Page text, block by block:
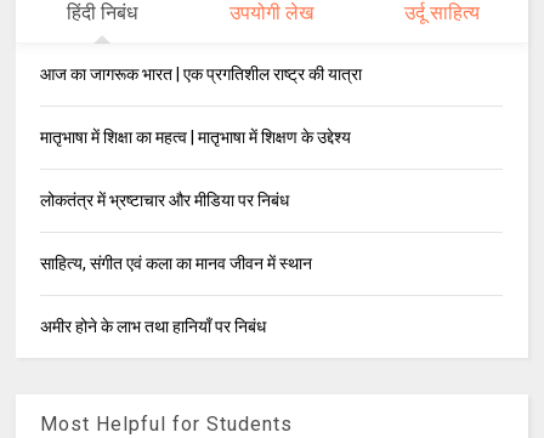
हिंदी निबंध उपयोगी लेख उर्दू साहित्य
आज का जागरूक भारत | एक प्रगतिशील राष्ट्र की यात्रा
मातृभाषा में शिक्षा का महत्व | मातृभाषा में शिक्षण के उद्देश्य
लोकतंत्र में भ्रष्टाचार और मीडिया पर निबंध
साहित्य, संगीत एवं कला का मानव जीवन में स्थान
अमीर होने के लाभ तथा हानियाँ पर निबंध
Most Helpful for Students